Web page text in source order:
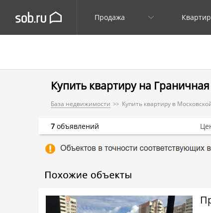
Продажа
Купить квартиру на
База недвижимости Купить квартиру в
7 объявлений